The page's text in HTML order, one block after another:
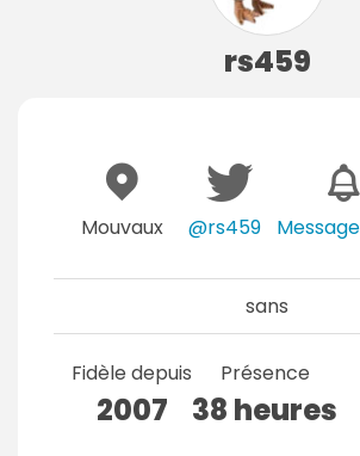
rs459
Mouvaux @rs459
sans
Fidèle depuis
2007
Présence
38 heures